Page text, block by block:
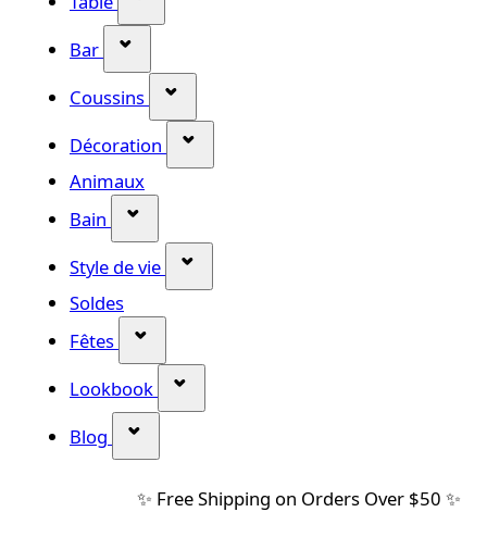
Bar
Coussins
Décoration
Animaux
Bain
Style de vie
Soldes
Fêtes
Lookbook
Blog
✨ Free Shipping on Orders Over $50 ✨